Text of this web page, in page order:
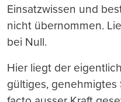
Einsatzwissen und
nicht übernommen.
bei Null.
Hier liegt der
gültiges,